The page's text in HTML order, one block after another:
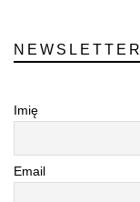
NEWSLETTER
Imię
Email